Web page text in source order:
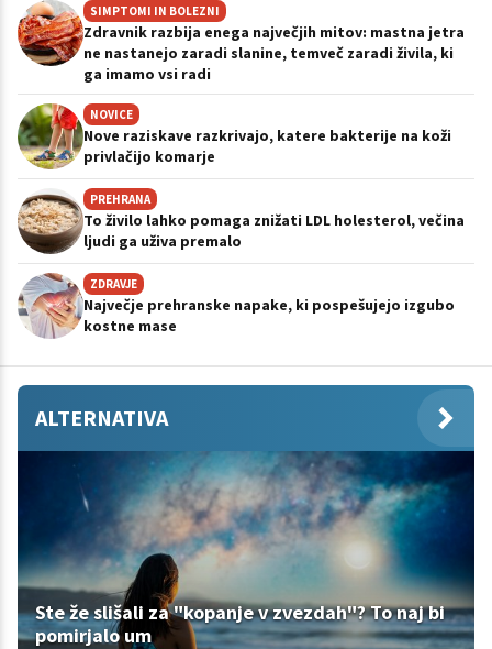
SIMPTOMI IN BOLEZNI
Zdravnik razbija enega največjih mitov: mastna jetra
ne nastanejo zaradi slanine, temveč zaradi živila, ki
ga imamo vsi radi
NOVICE
Nove raziskave razkrivajo, katere bakterije na koži
privlačijo komarje
PREHRANA
To živilo lahko pomaga znižati LDL holesterol, večina
ljudi ga uživa premalo
ZDRAVJE
Največje prehranske napake, ki pospešujejo izgubo
kostne mase
ALTERNATIVA
Ste že slišali za "kopanje v zvezdah"? To naj bi
pomirjalo um